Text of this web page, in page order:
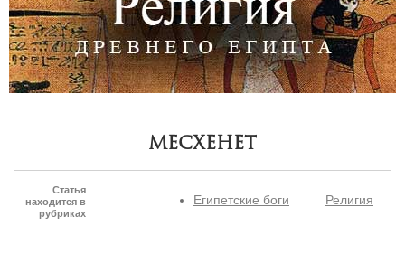
Месхенет
Статья
находится в
рубриках
Религия
Египетские боги